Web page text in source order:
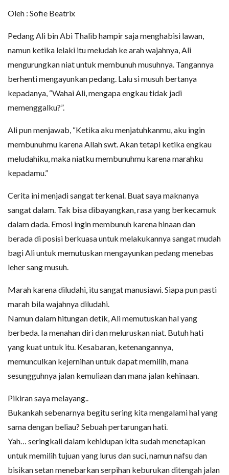
Oleh : Sofie Beatrix
Pedang Ali bin Abi Thalib hampir saja menghabisi lawan,
namun ketika lelaki itu meludah ke arah wajahnya, Ali
mengurungkan niat untuk membunuh musuhnya. Tangannya
berhenti mengayunkan pedang. Lalu si musuh bertanya
kepadanya, “Wahai Ali, mengapa engkau tidak jadi
memenggalku?”.
Ali pun menjawab, “Ketika aku menjatuhkanmu, aku ingin
membunuhmu karena Allah swt. Akan tetapi ketika engkau
meludahiku, maka niatku membunuhmu karena marahku
kepadamu.”
Cerita ini menjadi sangat terkenal. Buat saya maknanya
sangat dalam. Tak bisa dibayangkan, rasa yang berkecamuk
dalam dada. Emosi ingin membunuh karena hinaan dan
berada di posisi berkuasa untuk melakukannya sangat mudah
bagi Ali untuk memutuskan mengayunkan pedang menebas
leher sang musuh.
Marah karena diludahi, itu sangat manusiawi. Siapa pun pasti
marah bila wajahnya diludahi.
Namun dalam hitungan detik, Ali memutuskan hal yang
berbeda. Ia menahan diri dan meluruskan niat. Butuh hati
yang kuat untuk itu. Kesabaran, ketenangannya,
memunculkan kejernihan untuk dapat memilih, mana
sesungguhnya jalan kemuliaan dan mana jalan kehinaan.
Pikiran saya melayang..
Bukankah sebenarnya begitu sering kita mengalami hal yang
sama dengan beliau? Sebuah pertarungan hati.
Yah… seringkali dalam kehidupan kita sudah menetapkan
untuk memilih tujuan yang lurus dan suci, namun nafsu dan
bisikan setan menebarkan serpihan keburukan ditengah jalan